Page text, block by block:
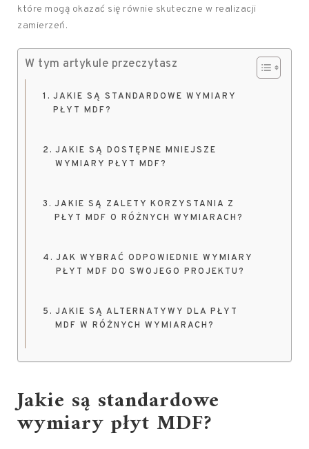
które mogą okazać się równie skuteczne w realizacji
zamierzeń.
W tym artykule przeczytasz
JAKIE SĄ STANDARDOWE WYMIARY
PŁYT MDF?
JAKIE SĄ DOSTĘPNE MNIEJSZE
WYMIARY PŁYT MDF?
JAKIE SĄ ZALETY KORZYSTANIA Z
PŁYT MDF O RÓŻNYCH WYMIARACH?
JAK WYBRAĆ ODPOWIEDNIE WYMIARY
PŁYT MDF DO SWOJEGO PROJEKTU?
JAKIE SĄ ALTERNATYWY DLA PŁYT
MDF W RÓŻNYCH WYMIARACH?
Jakie są standardowe
wymiary płyt MDF?